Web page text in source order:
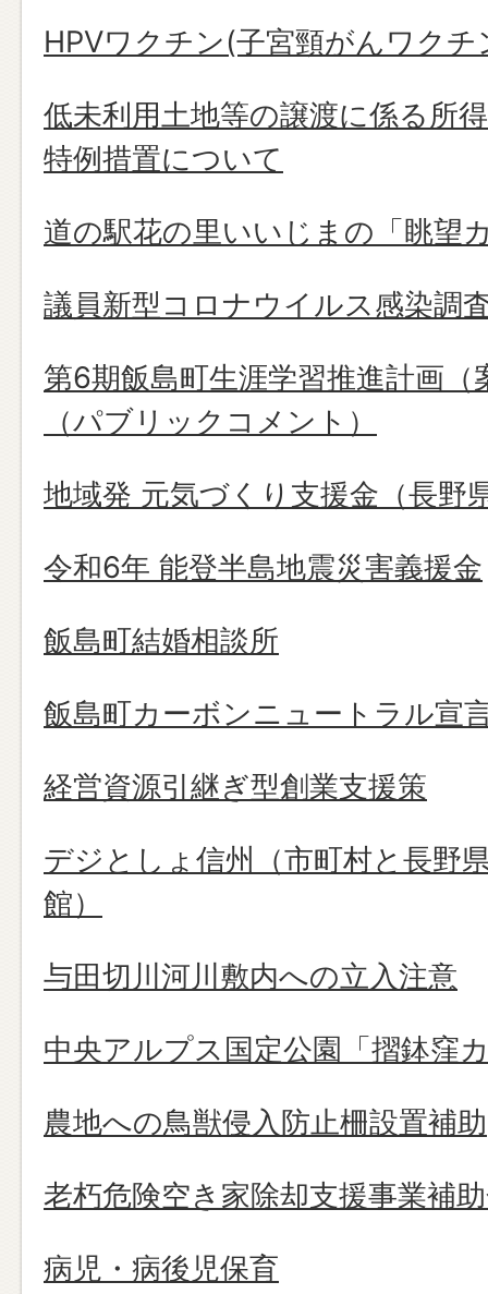
HPVワクチン(子宮頸がんワク
低未利用土地等の譲渡に係る所
特例措置について
道の駅花の里いいじまの「眺望
議員新型コロナウイルス感染調
第6期飯島町生涯学習推進計画
（パブリックコメント）
地域発 元気づくり支援金（長野
令和6年 能登半島地震災害義援金
飯島町結婚相談所
飯島町カーボンニュートラル宣
経営資源引継ぎ型創業支援策
デジとしょ信州（市町村と長野
館）
与田切川河川敷内への立入注意
中央アルプス国定公園「摺鉢窪
農地への鳥獣侵入防止柵設置補助
老朽危険空き家除却支援事業補
病児・病後児保育